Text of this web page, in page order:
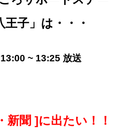
子」 は・・・
~ 13:25 放送
新聞 ]に出たい！！